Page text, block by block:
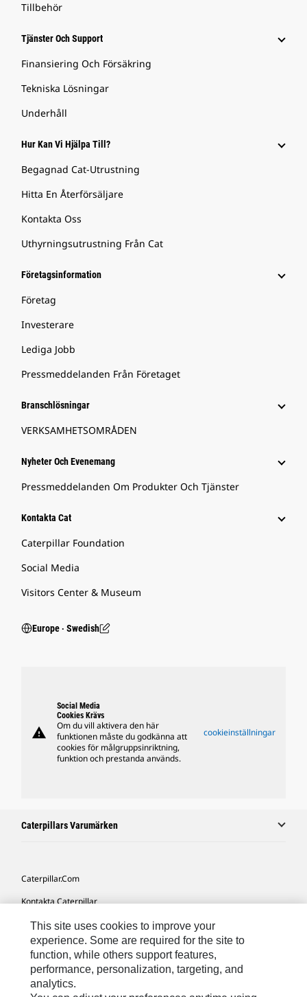
Tillbehör
Tjänster Och Support
Finansiering Och Försäkring
Tekniska Lösningar
Underhåll
Hur Kan Vi Hjälpa Till?
Begagnad Cat-Utrustning
Hitta En Återförsäljare
Kontakta Oss
Uthyrningsutrustning Från Cat
Företagsinformation
Företag
Investerare
Lediga Jobb
Pressmeddelanden Från Företaget
Branschlösningar
VERKSAMHETSOMRÅDEN
Nyheter Och Evenemang
Pressmeddelanden Om Produkter Och Tjänster
Kontakta Cat
Caterpillar Foundation
Social Media
Visitors Center & Museum
Europe ‧ Swedish
warning
Social Media
Cookies Krävs
Om du vill aktivera den här
funktionen måste du godkänna att
cookies för målgruppsinriktning,
funktion och prestanda används.
cookieinställningar
Caterpillars Varumärken
Caterpillar.com
Kontakta Caterpillar
Mina Marknadsföringspreferenser
Platskarta
Cookie Settings
Juridiskt
This site uses cookies to improve your
experience. Some are required for the site to
function, while others support features,
performance, personalization, targeting, and
analytics.